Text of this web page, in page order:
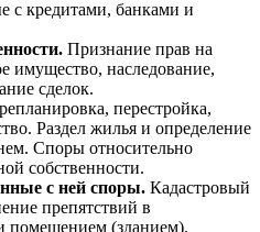
с кредитами, банками и
Признание прав на
имущество, наследование,
сделок.
перестройка,
Раздел жилья и определение
Споры относительно
собственности.
с ней споры. Кадастровый
препятствий в
помещением (зданием).